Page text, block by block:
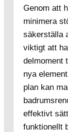
Genom att
minimera
säkerställa
viktigt att
delmoment
nya
plan kan
effektivt
funktionellt